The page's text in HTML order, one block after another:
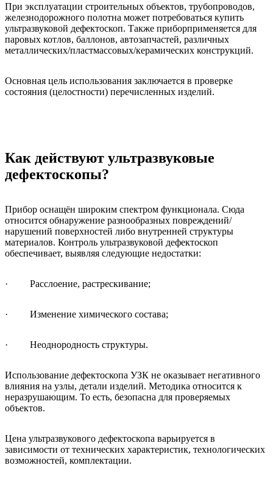
При эксплуатации строительных объектов, трубопроводов,
железнодорожного полотна может потребоваться купить
ультразвуковой дефектоскоп. Также приборприменяется для
паровых котлов, баллонов, автозапчастей, различных
металлических/пластмассовых/керамических конструкций.
Основная цель использования заключается в проверке
состояния (целостности) перечисленных изделий.
Как действуют ультразвуковые
дефектоскопы?
Прибор оснащён широким спектром функционала. Сюда
относится обнаружение разнообразных повреждений/
нарушений поверхностей либо внутренней структуры
материалов. Контроль ультразвуковой дефектоскоп
обеспечивает, выявляя следующие недостатки:
· Расслоение, растрескивание;
· Изменение химического состава;
· Неоднородность структуры.
Использование дефектоскопа УЗК не оказывает негативного
влияния на узлы, детали изделий. Методика относится к
неразрушающим. То есть, безопасна для проверяемых
объектов.
Цена ультразвукового дефектоскопа варьируется в
зависимости от технических характеристик, технологических
возможностей, комплектации.